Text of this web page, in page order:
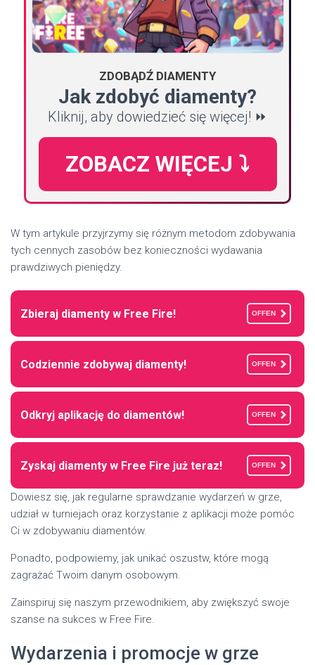
ZDOBĄDŹ DIAMENTY
Jak zdobyć diamenty?
Kliknij, aby dowiedzieć się więcej! ⏩
ZOBACZ WIĘCEJ ⤵️
W tym artykule przyjrzymy się różnym metodom zdobywania
tych cennych zasobów bez konieczności wydawania
prawdziwych pieniędzy.
Zbieraj diamenty w Free Fire! OFFEN
Codziennie zdobywaj diamenty! OFFEN
Odkryj aplikację do diamentów! OFFEN
Zyskaj diamenty w Free Fire już teraz! OFFEN
Dowiesz się, jak regularne sprawdzanie wydarzeń w grze,
udział w turniejach oraz korzystanie z aplikacji może pomóc
Ci w zdobywaniu diamentów.
Ponadto, podpowiemy, jak unikać oszustw, które mogą
zagrażać Twoim danym osobowym.
Zainspiruj się naszym przewodnikiem, aby zwiększyć swoje
szanse na sukces w Free Fire.
Wydarzenia i promocje w grze